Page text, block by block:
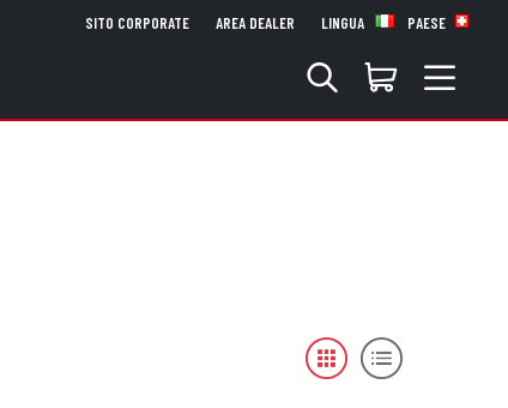
SITO CORPORATE AREA DEALER LINGUA PAESE